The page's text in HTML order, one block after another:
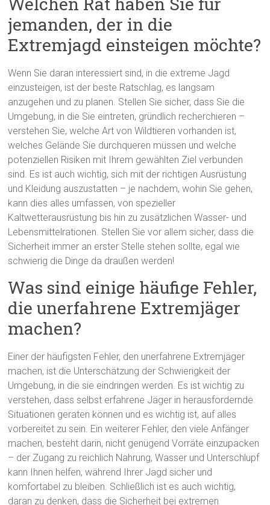
jemanden, der in die
Extremjagd einsteigen möchte?
Wenn Sie daran interessiert sind, in die extreme Jagd
einzusteigen, ist der beste Ratschlag, es langsam
anzugehen und zu planen. Stellen Sie sicher, dass Sie die
Umgebung, in die Sie eintreten, gründlich recherchieren –
verstehen Sie, welche Art von Wildtieren vorhanden ist,
welches Gelände Sie durchqueren müssen und welche
potenziellen Risiken mit Ihrem gewählten Ziel verbunden
sind. Es ist auch wichtig, sich mit der richtigen Ausrüstung
und Kleidung auszustatten – je nachdem, wohin Sie gehen,
kann dies alles umfassen, von spezieller
Kaltwetterausrüstung bis hin zu zusätzlichen Wasser- und
Lebensmittelrationen. Stellen Sie vor allem sicher, dass die
Sicherheit immer an erster Stelle stehen sollte, egal wie
schwierig die Dinge da draußen werden!
Was sind einige häufige Fehler,
die unerfahrene Extremjäger
machen?
Einer der häufigsten Fehler, den unerfahrene Extremjäger
machen, ist die Unterschätzung der Schwierigkeit der
Umgebung, in die sie eindringen werden. Es ist wichtig zu
verstehen, dass selbst erfahrene Jäger in herausfordernde
Situationen geraten können und es wichtig ist, auf alles
vorbereitet zu sein. Ein weiterer Fehler, den viele Anfänger
machen, besteht darin, nicht genügend Vorräte einzupacken
– der Zugang zu reichlich Nahrung, Wasser und Unterschlupf
kann Ihnen helfen, während Ihrer Jagd sicher und
komfortabel zu bleiben. Schließlich ist es auch wichtig,
daran zu denken, dass die Sicherheit bei extremen